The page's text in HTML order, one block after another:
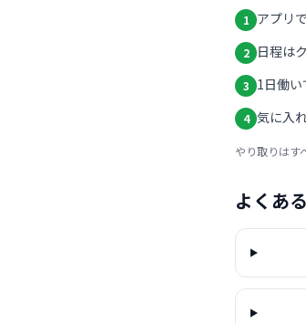
1 アプリ
2 日程は
3 1日働
4 気に入
やり取りはす
よくあ